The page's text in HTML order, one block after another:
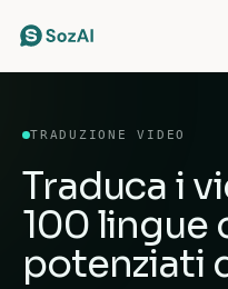
TRADUZIONE VIDEO
Traduca i
100 lingue
potenziati